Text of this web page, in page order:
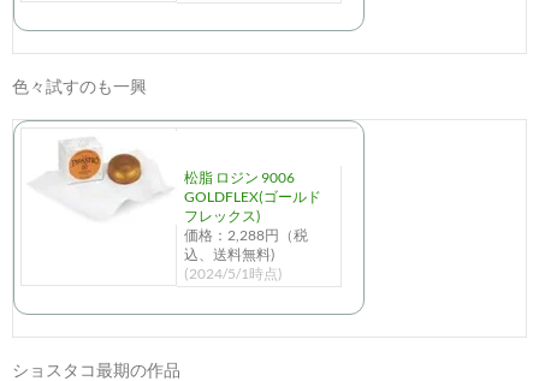
色々試すのも一興
松脂 ロジン 9006
GOLDFLEX(ゴールド
フレックス)
価格：2,288円（税
込、送料無料)
(2024/5/1時点)
ショスタコ最期の作品